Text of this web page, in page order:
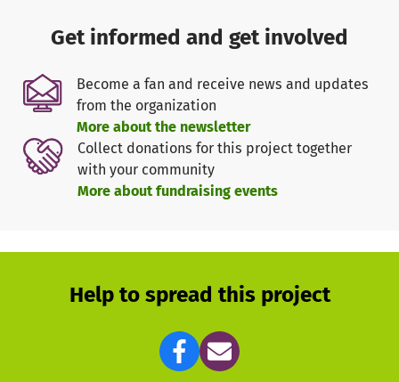
überparteilich, interdisziplinär und nichtkommerziell zu
arbeiten. Wenn euch unsere Mission am Herzen liegt, und
es eure finanzielle Situation erlaubt, könnt ihr unsere
Arbeit damit nachhaltig sichern.
Weitere Infos unter:https://okfn.de/spenden/
gerne auf unseren Social-Media-Kanälen, um über unsere
Arbeit auf dem Laufenden zu sein:
. Und abonniert auch unserenNewsletter
Get informed and get involved
Become a fan and receive news and updates
from the organization
More about the newsletter
Collect donations for this project together
with your community
More about fundraising events
Help to spread this project